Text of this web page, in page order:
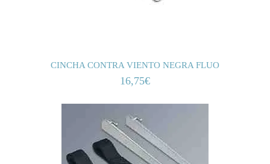
CINCHA CONTRA VIENTO NEGRA FLUO
16,75€